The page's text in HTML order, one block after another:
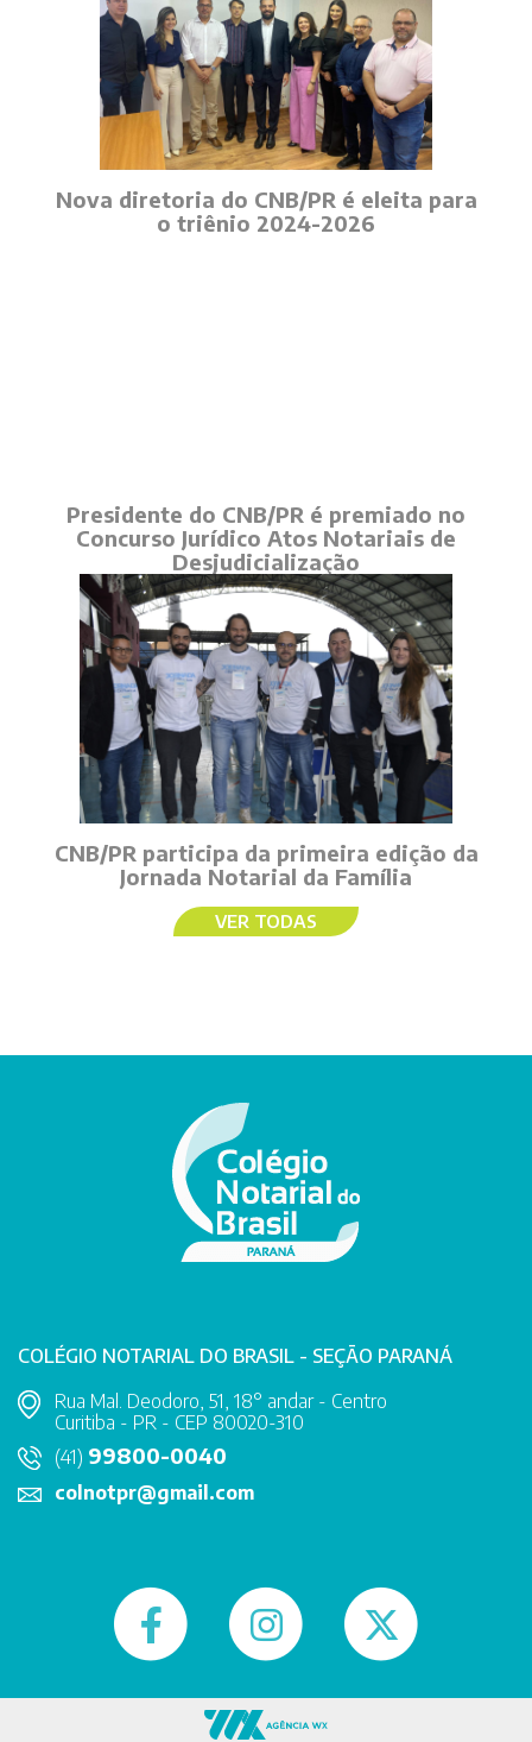
Nova diretoria do CNB/PR é eleita para
o triênio 2024-2026
Presidente do CNB/PR é premiado no
Concurso Jurídico Atos Notariais de
Desjudicialização
CNB/PR participa da primeira edição da
Jornada Notarial da Família
VER TODAS
COLÉGIO NOTARIAL DO BRASIL - SEÇÃO PARANÁ
Rua Mal. Deodoro, 51, 18° andar - Centro
Curitiba - PR - CEP 80020-310
(41) 99800-0040
colnotpr@gmail.com